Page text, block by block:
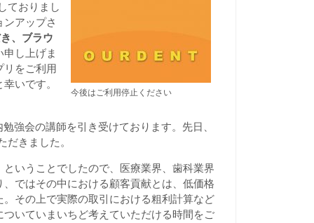
今後はご利用停止ください
ておりまし
アップさ
、ブラウ
申し上げま
リをご利用
いです。
強会の講師を引き受けております。先日、
きました。
ということでしたので、医療業界、歯科業界
、ではその中における顧客貢献とは、低価格
。その上で実際の取引における粗利計算など
いていまいちど考えていただける時間をご